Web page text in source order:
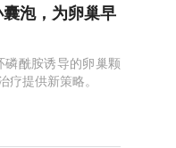
泡，为卵巢早
磷酰胺诱导的卵巢颗
疗提供新策略。